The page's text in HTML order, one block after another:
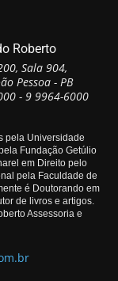
Roberto
Sala 904,
Pessoa - PB
- 9 9964-6000
pela Universidade
Fundação Getúlio
em Direito pelo
pela Faculdade de
é Doutorando em
de livros e artigos.
Assessoria e